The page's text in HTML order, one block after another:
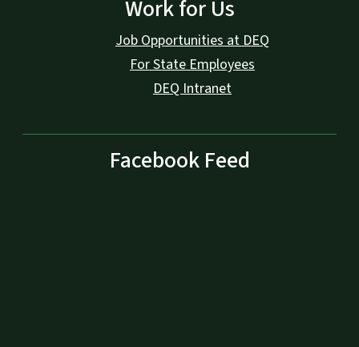
Mailing Addresses
Work for Us
Job Opportunities at DEQ
For State Employees